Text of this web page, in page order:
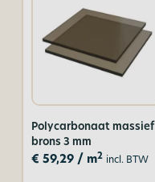
Polycarbonaat massief
brons 3 mm
€ 59,29/ m2 incl. BTW